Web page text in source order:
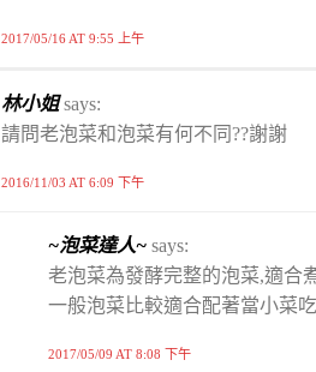
2017/05/16 AT 9:55 上午
林小姐 says:
請問老泡菜和泡菜有何不同??謝謝
2016/11/03 AT 6:09 下午
~泡菜達人~ says:
老泡菜為發酵完整的泡菜,適合
一般泡菜比較適合配著當小菜吃
2017/05/09 AT 8:08 下午